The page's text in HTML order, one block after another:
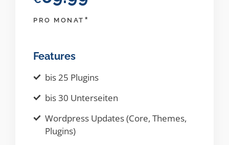
PRO MONAT *
Features
bis 25 Plugins
bis 30 Unterseiten
Wordpress Updates (Core, Themes,
Plugins)